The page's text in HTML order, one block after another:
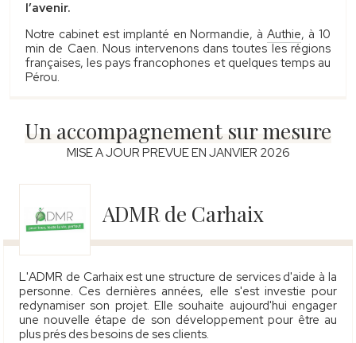
l’avenir.
Notre cabinet est implanté en Normandie, àAuthie, à 10
min de Caen. Nous intervenons dans toutes les régions
françaises, les pays francophones et quelques temps au
Pérou.
Un accompagnement sur mesure
MISE A JOUR PREVUE EN JANVIER 2026
ADMR de Carhaix
L'ADMR de Carhaix est une structure de services d'aide à la
personne. Ces dernières années, elle s'est investie pour
redynamiser son projet. Elle souhaite aujourd'hui engager
une nouvelle étape de son développement pour être au
plus prés des besoins de ses clients.